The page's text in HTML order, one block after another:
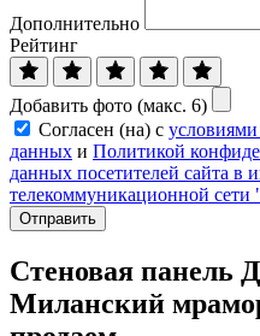
Дополнительно
Рейтинг
Добавить фото (макс. 6)
Согласен (на) с
данных и Политикой
данных посетителей сайта в
телекоммуникационной сети
Отправить
Стеновая панель
Миланский